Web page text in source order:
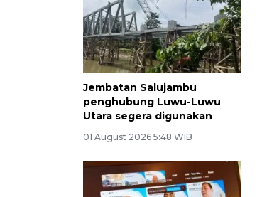
Jembatan Salujambu
penghubung Luwu-Luwu
Utara segera digunakan
01 August 2026 5:48 WIB